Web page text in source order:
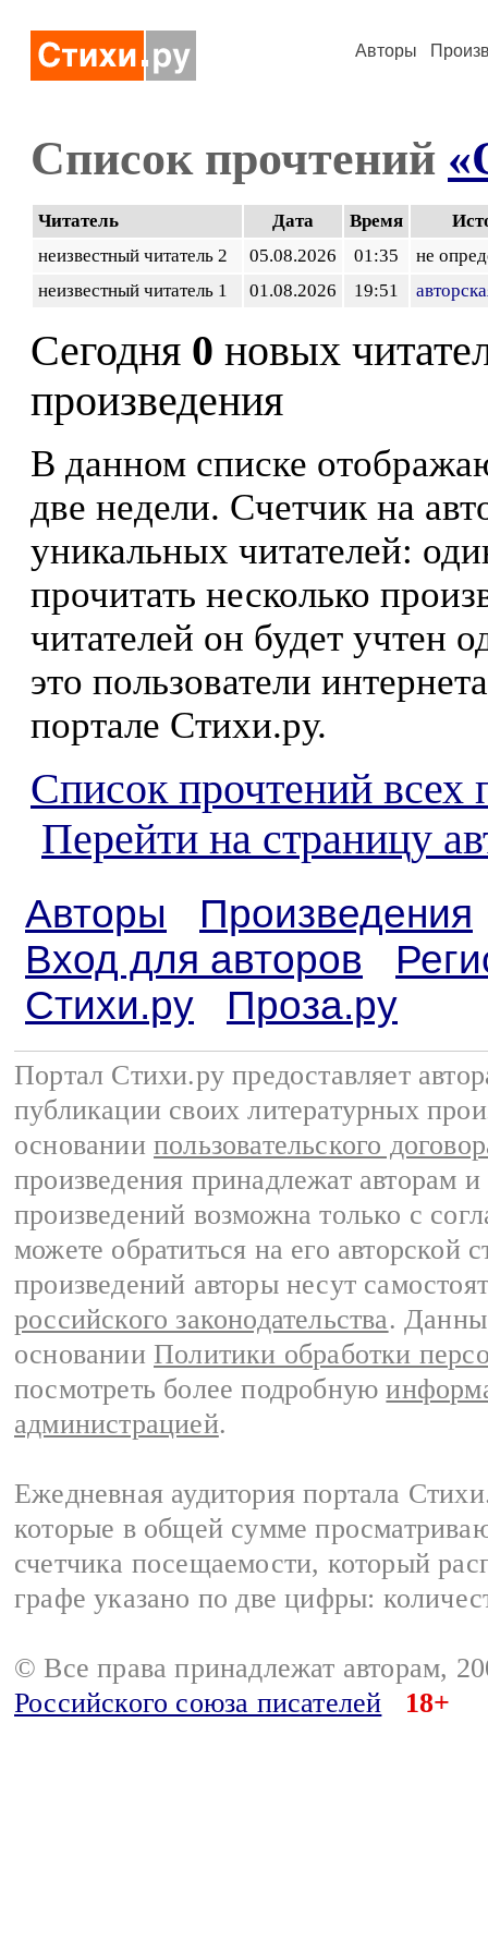
Авторы
Список прочтений
Читатель Дата Время
неизвестный читатель 2
05.08.2026 01:35
не
неизвестный читатель 1
01.08.2026 19:51
Сегодня 0 новых
произведения
В данном списке
две недели. Счетчик на
уникальных читателей:
прочитать несколько
читателей он будет учтен
это пользователи
портале Стихи.ру.
Список прочтений всех
Перейти на страницу
Авторы
Произведения
Вход для авторов
Стихи.ру
Проза.ру
Портал Стихи.ру предоставляет
публикации своих литературных
основании пользовательского
произведения принадлежат авторам
произведений возможна только с
можете обратиться на его авторской
произведений авторы несут
российского законодательства.
основании Политики обработки
посмотреть более подробную
администрацией.
Ежедневная аудитория портала
которые в общей сумме
счетчика посещаемости, который
графе указано по две цифры:
© Все права принадлежат авторам,
Российского союза писателей
18+